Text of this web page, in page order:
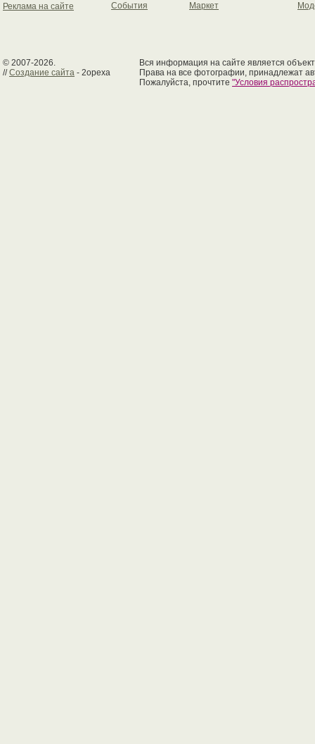
Реклама на сайте
События
Маркет
© 2007-2026.
//Создание сайта - 2opexa
Вся информация на сайте является
Права на все фотографии, принадлежат
Пожалуйста, прочтите "Условия